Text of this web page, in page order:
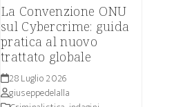
La Convenzione ONU
sul Cybercrime: guida
pratica al nuovo
trattato globale
28 Luglio 2026
giuseppedelalla